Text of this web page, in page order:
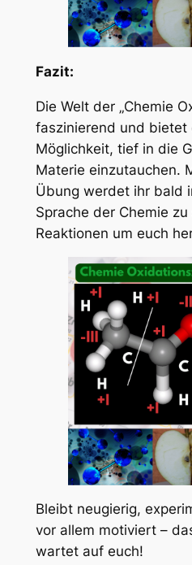
Fazit:
Die Welt der „Chemie
faszinierend und bietet
Möglichkeit, tief in die
Materie einzutauchen.
Übung werdet ihr bald
Sprache der Chemie
Reaktionen um euch
Bleibt neugierig,
vor allem motiviert –
wartet auf euch!